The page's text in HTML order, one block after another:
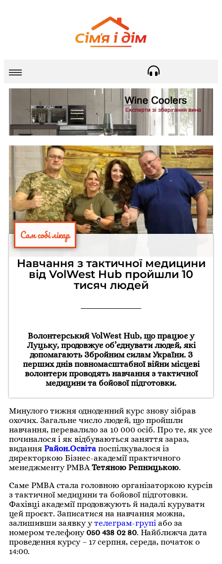
Сам собі лікар
Навчання з тактичної медицини
від VolWest Hub пройшли 10
тисяч людей
Волонтерський VolWest Hub, що працює у
Луцьку, продовжує об’єднувати людей, які
допомагають Збройним силам України. З
перших днів повномасштабної війни місцеві
волонтери проводять навчання з тактичної
медицини та бойової підготовки.
Минулого тижня одноденний курс знову зібрав
охочих. Загальне число людей, що пройшли
навчання, перевалило за 10 000 осіб. Про те, як усе
починалося і як відбуваються заняття зараз,
видання Район.Освіта поспілкувалося із
директоркою Бізнес-академії практичного
менеджменту PMBAТетяною Репницькою.
Саме PMBA стала головною організаторкою курсів
з тактичної медицини та бойової підготовки.
Фахівці академії продовжують й надалі курувати
цей проєкт. Записатися на навчання можна,
залишивши заявку утелеграм-групі або за
номером телефону 050 438 02 80. Найближча дата
проведення курсу – 17 серпня, середа, початок о
14:00.